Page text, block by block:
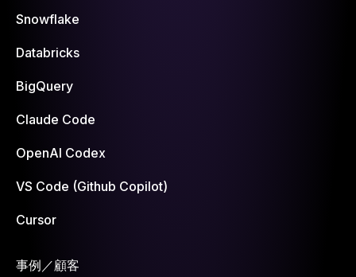
Snowflake
Databricks
BigQuery
Claude Code
OpenAI Codex
VS Code (Github Copilot)
Cursor
事例／顧客